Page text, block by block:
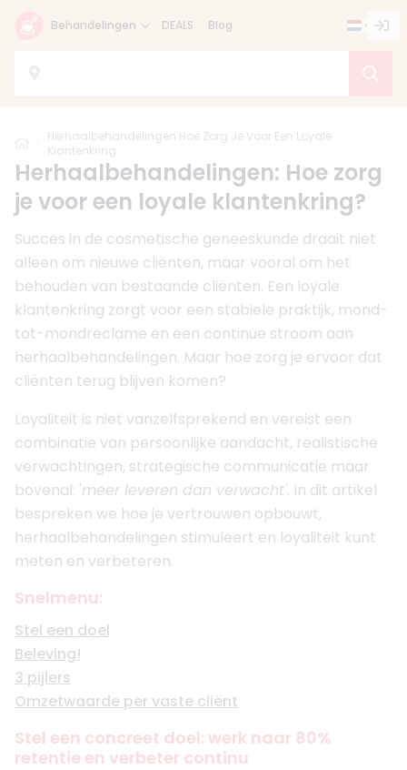
Behandelingen DEALS Blog
Home
Herhaalbehandelingen Hoe Zorg Je Voor Een Loyale
Klantenkring
Herhaalbehandelingen: Hoe zorg
je voor een loyale klantenkring?
Succes in de cosmetische geneeskunde draait niet
alleen om nieuwe cliënten, maar vooral om het
behouden van bestaande cliënten. Een loyale
klantenkring zorgt voor een stabiele praktijk, mond-
tot-mondreclame en een continue stroom aan
herhaalbehandelingen. Maar hoe zorg je ervoor dat
cliënten terug blijven komen?
Loyaliteit is niet vanzelfsprekend en vereist een
combinatie van persoonlijke aandacht, realistische
verwachtingen, strategische communicatie maar
bovenal: 'meer leveren dan verwacht'. In dit artikel
bespreken we hoe je vertrouwen opbouwt,
herhaalbehandelingen stimuleert en loyaliteit kunt
meten en verbeteren.
Snelmenu:
Stel een doel
Beleving!
3 pijlers
Omzetwaarde per vaste cliënt
Stel een concreet doel: werk naar 80%
retentie en verbeter continu